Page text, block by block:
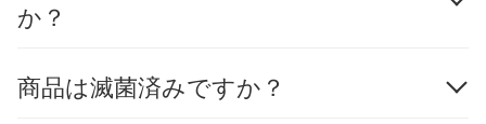
か？
商品は滅菌済みですか？